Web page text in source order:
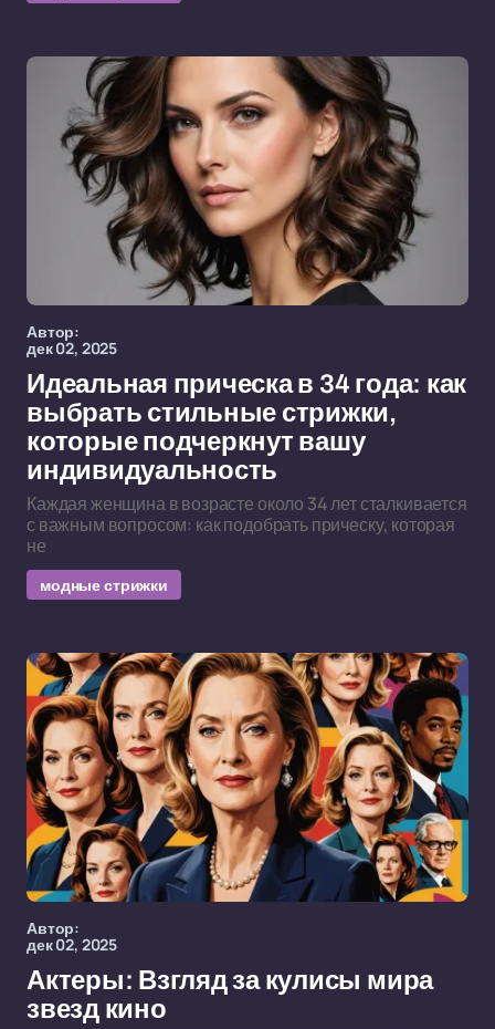
Автор:
дек 02, 2025
Идеальная прическа в 34 года: как
выбрать стильные стрижки,
которые подчеркнут вашу
индивидуальность
Каждая женщина в возрасте около 34 лет сталкивается
с важным вопросом: как подобрать прическу, которая
не
модные стрижки
Автор:
дек 02, 2025
Актеры: Взгляд за кулисы мира
звезд кино